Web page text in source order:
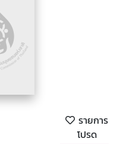
รายการ
โปรด